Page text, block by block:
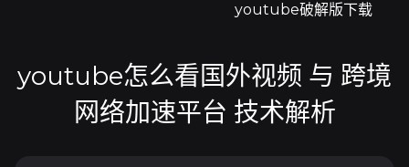
youtube破解版下载
youtube怎么看国外视频 与 跨境
网络加速平台 技术解析